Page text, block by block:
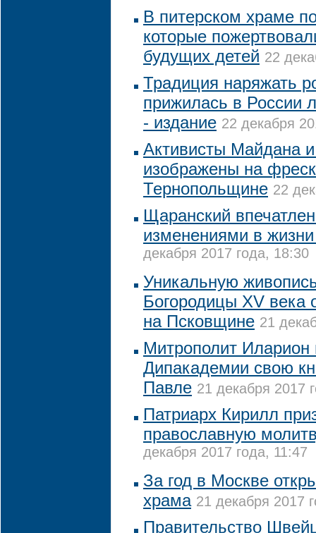
В питерском храме
которые
будущих детей 22
Традиция наряжать
прижилась в России
- издание 22 декабря
Активисты Майдана
изображены на
Тернопольщине 22
Щаранский
изменениями в
декабря 2017 года, 18:30
Уникальную
Богородицы XV века
на Псковщине 21
Митрополит Иларион
Дипакадемии свою
Павле 21 декабря 2017
Патриарх Кирилл
православную
декабря 2017 года, 11:47
За год в Москве
храма 21 декабря 2017
Правительство